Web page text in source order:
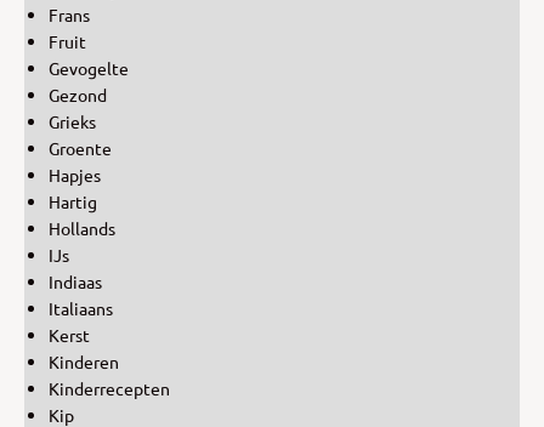
Frans
Fruit
Gevogelte
Gezond
Grieks
Groente
Hapjes
Hartig
Hollands
IJs
Indiaas
Italiaans
Kerst
Kinderen
Kinderrecepten
Kip